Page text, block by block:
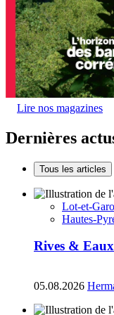
Lire nos magazines
Dernières
Tous les articles
Lot-et-
Hautes-
Rives &
05.08.2026